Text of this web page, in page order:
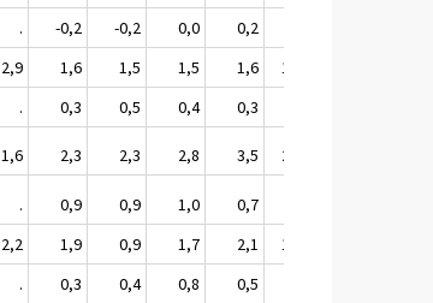
. -0,2 -0,2 0,0 0,2
2,9 1,6 1,5 1,5 1,6 1,5
. 0,3 0,5 0,4 0,3
1,6 2,3 2,3 2,8 3,5 2,7
. 0,9 0,9 1,0 0,7
2,2 1,9 0,9 1,7 2,1 1,6
. 0,3 0,4 0,8 0,5